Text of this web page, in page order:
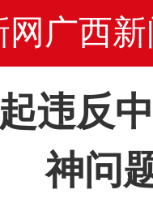
网广西新
违反
神问